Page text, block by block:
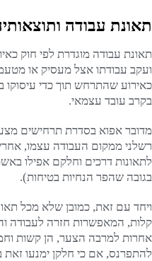
תאונת עבודה
תאונת עבודה מוגדרת לפי חוק
ועקב עבודתו אצל מעסיק או
כאירוע שהתרחש תוך כדי עיסוקו
בקרב עובד עצמאי.
מדובר אפוא בסדרת תרחישים
רשלני ממקום העבודה עצמו,
לתאונות דרכים וחלקם אפילו
בגובה שהפר הנחיות בטיחות).
ויחד עם זאת, כמובן שלא מכל
קלות, המאפשרות חזרה לעבודה
אחרות למרבה הצער, הן קשות
להתפרנס, אם כי חלקן ימנעו זאת